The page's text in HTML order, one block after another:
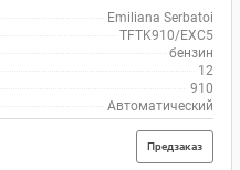
Emiliana Serbatoi
TFTK910/EXC5
бензин
12
910
Автоматический
Предзаказ